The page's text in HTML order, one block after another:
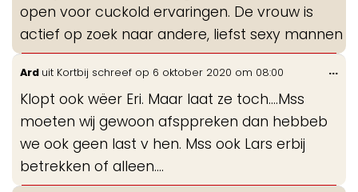
open voor cuckold ervaringen. De vrouw is
actief op zoek naar andere, liefst sexy mannen
Ard uit Kortbij schreef op 6 oktober 2020 om 08:00
Klopt ook wëer Eri. Maar laat ze toch....Mss
moeten wij gewoon afsppreken dan hebbeb
we ook geen last v hen. Mss ook Lars erbij
betrekken of alleen....
...